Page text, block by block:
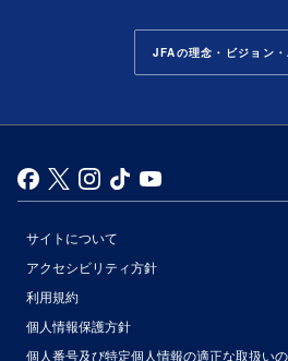
JFAの理念・ビジョン
サイトについて
アクセシビリティ方針
利用規約
個人情報保護方針
個人番号及び特定個人情報の適正な取扱い